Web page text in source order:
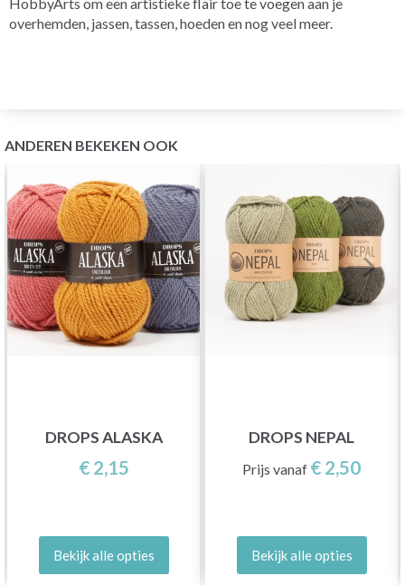
overhemden, jassen, tassen, hoeden en nog veel meer.
ANDEREN BEKEKEN OOK
DROPS ALASKA
€ 2,15
Bekijk alle opties
DROPS NEPAL
Prijs vanaf € 2,50
Bekijk alle opties